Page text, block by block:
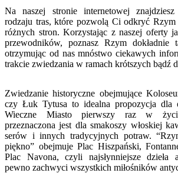
Na naszej stronie internetowej
rodzaju tras, które pozwolą Ci odkryć
różnych stron. Korzystając z naszej oferty
przewodników, poznasz Rzym dokładnie
otrzymując od nas mnóstwo ciekawych
trakcie zwiedzania w ramach krótszych bądź
Zwiedzanie historyczne obejmujące
czy Łuk Tytusa to idealna propozycja dla
Wieczne Miasto pierwszy raz w
przeznaczona jest dla smakoszy włoskiej
serów i innych tradycyjnych potraw.
piękno” obejmuje Plac Hiszpański,
Plac Navona, czyli najsłynniejsze dzieła
pewno zachwyci wszystkich miłośników